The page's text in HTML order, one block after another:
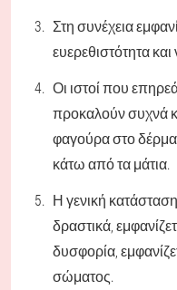
Στη συνέχεια
ευερεθιστότητα
Οι ιστοί που
προκαλούν συχνά
φαγούρα στο δέρμα,
κάτω από τα μάτια.
Η γενική
δραστικά,
δυσφορία,
σώματος.